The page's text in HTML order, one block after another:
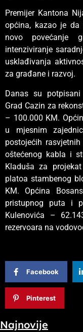
Premijer Kantona
općina, kazao je da
novo povećanje
intenziviranje
usklađivanja
za građane i razvoj.
Danas su
Grad Cazin za
– 100.000 KM.
u mjesnim
postojećih
oštećenog kabla i
Kladuša za
platoa stambenog
KM. Općina
pristupnog puta i
Kulenovića –
rezervoara na
Facebook
Pinterest
Najnovije